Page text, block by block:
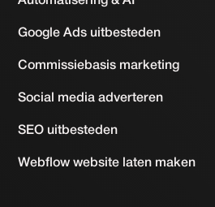
Google Ads uitbesteden
Commissiebasis marketing
Social media adverteren
SEO uitbesteden
Webflow website laten maken